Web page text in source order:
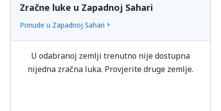
Zračne luke u Zapadnoj Sahari
Ponude u Zapadnoj Sahari
U odabranoj zemlji trenutno nije dostupna
nijedna zračna luka. Provjerite druge zemlje.